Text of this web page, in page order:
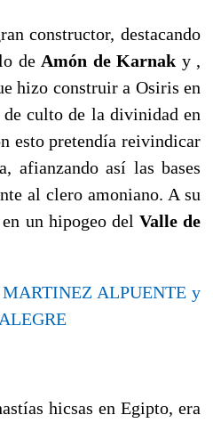
constructor, destacando
de Amón de Karnak y ,
hizo construir a Osiris en
culto de la divinidad en
esto pretendía reivindicar
afianzando así las bases
al clero amoniano. A su
un hipogeo del Valle de
MARTINEZ ALPUENTE y
hicsas en Egipto, era